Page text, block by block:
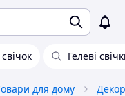
Гелеві
для дому